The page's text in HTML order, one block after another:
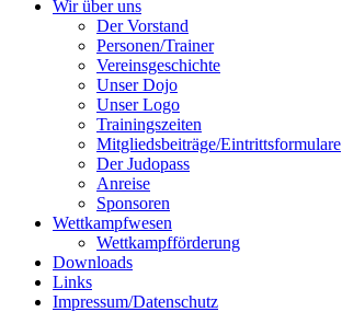
Wir über uns
Der Vorstand
Personen/Trainer
Vereinsgeschichte
Unser Dojo
Unser Logo
Trainingszeiten
Mitgliedsbeiträge/Eintrittsformulare
Der Judopass
Anreise
Sponsoren
Wettkampfwesen
Wettkampfförderung
Downloads
Links
Impressum/Datenschutz